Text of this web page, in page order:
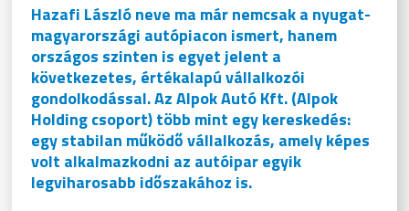
Hazafi László neve ma már nemcsak a nyugat-
magyarországi autópiacon ismert, hanem
országos szinten is egyet jelent a
következetes, értékalapú vállalkozói
gondolkodással. Az Alpok Autó Kft. (Alpok
Holding csoport) több mint egy kereskedés:
egy stabilan működő vállalkozás, amely képes
volt alkalmazkodni az autóipar egyik
legviharosabb időszakához is.